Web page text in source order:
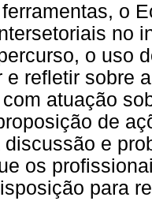
o
no
o uso
e refletir sobre
atuação
de
e
os
para